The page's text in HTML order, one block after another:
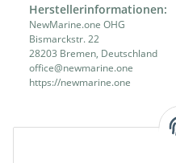
Herstellerinformationen:
NewMarine.one OHG
Bismarckstr. 22
28203 Bremen, Deutschland
office@newmarine.one
https://newmarine.one